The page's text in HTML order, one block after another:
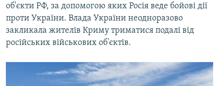
об'єкти РФ, за допомогою яких Росія веде бойові дії
проти України. Влада України неодноразово
закликала жителів Криму триматися подалі від
російських військових об'єктів.